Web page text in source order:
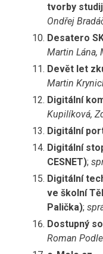
tvorby
Ondřej
Desatero
Martin Lána,
Devět let
Martin
Digitální
Kupilíková,
Digitální
Digitální
CESNET);
Digitální
ve školní
Palička);
Dostupný
Roman